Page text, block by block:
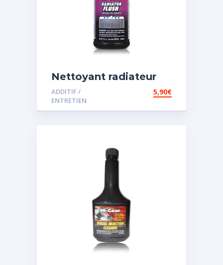
Nettoyant radiateur
ADDITIF /
ENTRETIEN
5,90€